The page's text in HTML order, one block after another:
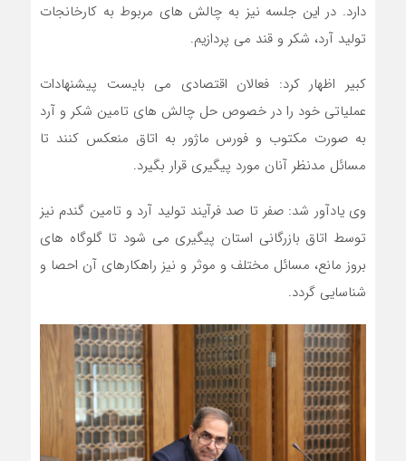
دارد. در این جلسه نیز به چالش های مربوط به کارخانجات
تولید آرد، شکر و قند می پردازیم.
کبیر اظهار کرد: فعالان اقتصادی می بایست پیشنهادات
عملیاتی خود را در خصوص حل چالش های تامین شکر و آرد
به صورت مکتوب و فورس ماژور به اتاق منعکس کنند تا
مسائل مدنظر آنان مورد پیگیری قرار بگیرد.
وی یادآور شد: صفر تا صد فرآیند تولید آرد و تامین گندم نیز
توسط اتاق بازرگانی استان پیگیری می شود تا گلوگاه های
بروز مانع، مسائل مختلف و موثر و نیز راهکارهای آن احصا و
شناسایی گردد.